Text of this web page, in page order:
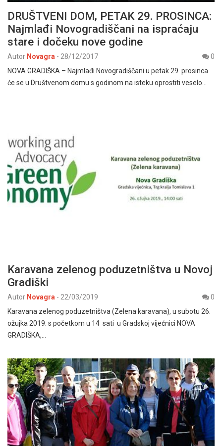
DRUŠTVENI DOM, PETAK 29. PROSINCA:
Najmlađi Novogradiščani na ispraćaju
stare i dočeku nove godine
Autor Novagra - 28/12/2017
0
NOVA GRADIŠKA – Najmlađi Novogradiščani u petak 29. prosinca
će se u Društvenom domu s godinom na isteku oprostiti veselo…
Karavana zelenog poduzetništva u Novoj
Gradiški
Autor Novagra - 22/03/2019
0
Karavana zelenog poduzetništva (Zelena karavana), u subotu 26.
ožujka 2019. s početkom u 14 sati u Gradskoj vijećnici NOVA
GRADIŠKA,…